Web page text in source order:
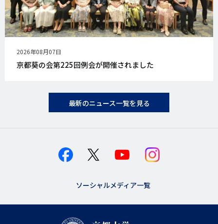
公
開
日
2026年08月07日
京都葵の会第225回例会が開催されました
最新のニュース一覧を見る
ソーシャルメディア一覧